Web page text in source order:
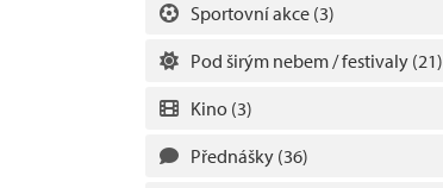
Sportovní akce (3)
Pod širým nebem / festivaly (21)
Kino (3)
Přednášky (36)